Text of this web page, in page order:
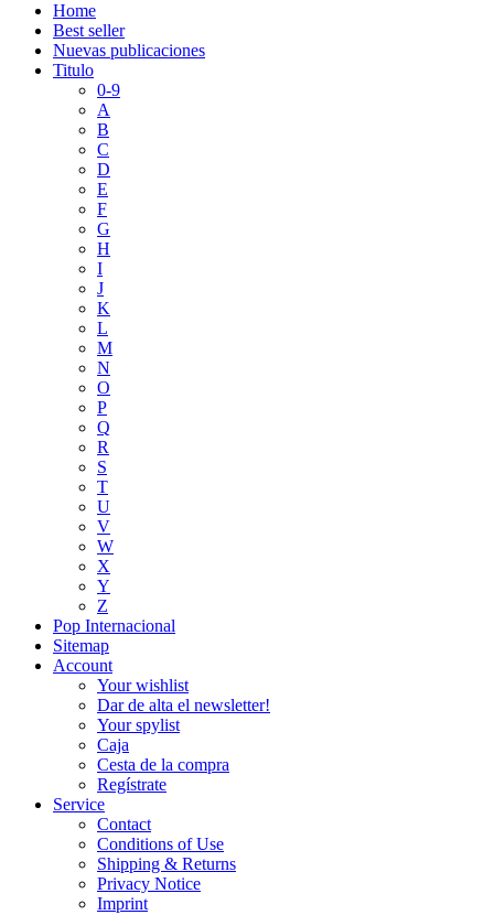
Home
Best seller
Nuevas publicaciones
Titulo
0-9
A
B
C
D
E
F
G
H
I
J
K
L
M
N
O
P
Q
R
S
T
U
V
W
X
Y
Z
Pop Internacional
Sitemap
Account
Your wishlist
Dar de alta el newsletter!
Your spylist
Caja
Cesta de la compra
Regístrate
Service
Contact
Conditions of Use
Shipping & Returns
Privacy Notice
Imprint